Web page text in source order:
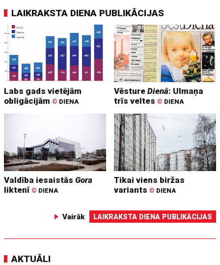
LAIKRAKSTA DIENA PUBLIKĀCIJAS
Labs gads vietējām
obligācijām © DIENA
VēstureDienā: Ulmaņa
trīs veltes © DIENA
Valdība iesaistāsGora
liktenī © DIENA
Tikai viens biržas
variants © DIENA
Vairāk LAIKRAKSTA DIENA PUBLIKĀCIJAS
AKTUĀLI